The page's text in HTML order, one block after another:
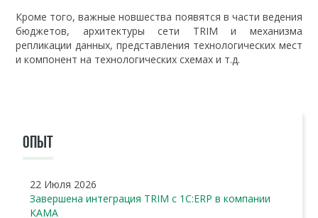
Кроме того, важные новшества появятся в части ведения
бюджетов, архитектуры сети TRIM и механизма
репликации данных, представления технологических мест
и компонент на технологических схемах и т.д.
ОПЫТ
22 Июля 2026
Завершена интеграция TRIM с 1С:ERP в компании
КАМА